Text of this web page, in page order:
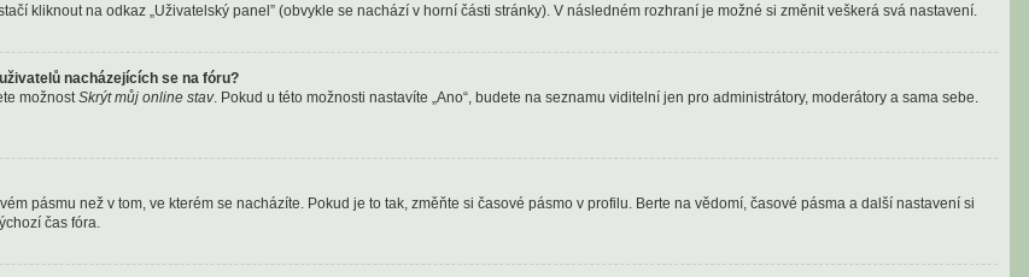
kliknout na odkaz „Uživatelský panel” (obvykle se nachází v horní části stránky). V následném rozhraní je možné si změnit veškerá svá nastavení.
nacházejících se na fóru?
možnost Skrýt můj online stav. Pokud u této možnosti nastavíte „Ano“, budete na seznamu viditelní jen pro administrátory, moderátory a sama sebe.
pásmu než v tom, ve kterém se nacházíte. Pokud je to tak, změňte si časové pásmo v profilu. Berte na vědomí, časové pásma a další nastavení si
čas fóra.